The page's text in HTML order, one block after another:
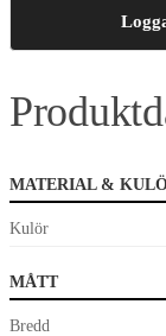
MATERIAL &
Kulör
MÅTT
Bredd